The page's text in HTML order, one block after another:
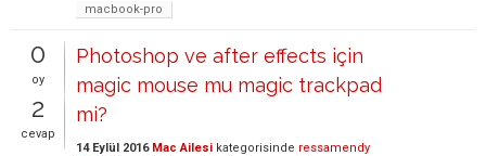
macbook-pro
0
oy
2
cevap
Photoshop ve after effects için
magic mouse mu magic trackpad
mi?
14 Eylül 2016 Mac Ailesi kategorisinde ressamendy